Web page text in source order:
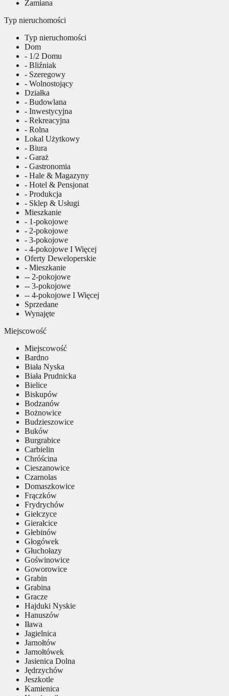
Zamiana
Typ nieruchomości
Typ nieruchomości
Dom
- 1/2 Domu
- Bliźniak
- Szeregowy
- Wolnostojący
Działka
- Budowlana
- Inwestycyjna
- Rekreacyjna
- Rolna
Lokal Użytkowy
- Biura
- Garaż
- Gastronomia
- Hale & Magazyny
- Hotel & Pensjonat
- Produkcja
- Sklep & Usługi
Mieszkanie
- 1-pokojowe
- 2-pokojowe
- 3-pokojowe
- 4-pokojowe I Więcej
Oferty Deweloperskie
- Mieszkanie
-- 2-pokojowe
-- 3-pokojowe
-- 4-pokojowe I Więcej
Sprzedane
Wynajęte
Miejscowość
Miejscowość
Bardno
Biała Nyska
Biała Prudnicka
Bielice
Biskupów
Bodzanów
Bożnowice
Budzieszowice
Buków
Burgrabice
Carbielin
Chróścina
Cieszanowice
Czarnolas
Domaszkowice
Frączków
Frydrychów
Giełczyce
Gierałcice
Głebinów
Głogówek
Głuchołazy
Goświnowice
Goworowice
Grabin
Grabina
Gracze
Hajduki Nyskie
Hanuszów
Iława
Jagielnica
Jarnołtów
Jarnołtówek
Jasienica Dolna
Jędrzychów
Jeszkotle
Kamienica